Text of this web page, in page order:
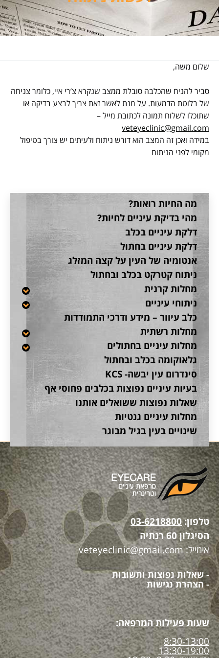
שלום משה,
סביר להניח שהכלבה סובלת ממצב שנקרא צ’רי איי, כלומר צניחה
של בלוטת הדמעות. על מנת לאשר זאת צריך לבצע בדיקה או
שתוכלו לשלוח תמונה לכתובת מייל –
veteyeclinic@gmail.com
במידה ואכן זה המצב הוא דורש ניתוח ולעיתים יש צורך בטיפול
מקומי לפני הניתוח
מה החיות רואות?
מהי בדיקת עיניים לחיות?
דלקת עיניים בכלב
דלקת עיניים בחתול
אנטומיה של העין על קצה המזלג
ניתוח קטרקט בכלב ובחתול
מחלות קרנית
ניתוחי עיניים
כלב עיוור – מידע ודרכי התמודדות
מחלות רשתית
מחלות עיניים בחתולים
גלאוקומה בכלב ובחתול
סינדרום עין יבשה- KCS
בעיות עיניים נפוצות בכלבים פחוסי אף
שאלות נפוצות ששואלים אותנו
מחלות עיניים גנטיות
שינויים בעין בגיל מבוגר
טלפון:03-6218800
הסיגלון 60 רנתיה
אימייל:veteyeclinic@gmail.com
- שאלות נפוצות ותשובות
- הצהרת נגישות
שעות פעילות המרפאה:
8:30-13:00
13:30-19:00